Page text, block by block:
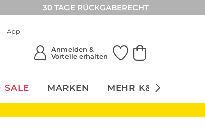
30 TAGE RÜCKGABERECHT
App
Anmelden &
Vorteile erhalten
SALE MARKEN MEHR K&Ö